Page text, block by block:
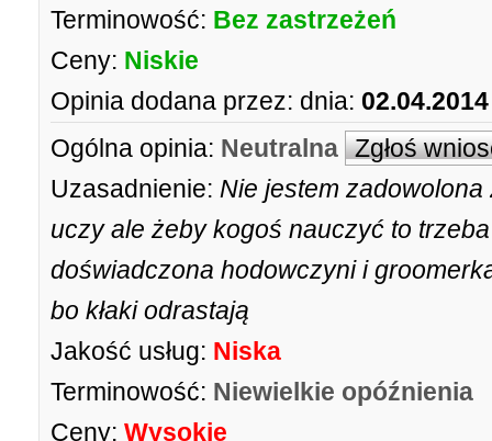
Terminowość: Bez zastrzeżeń
Ceny: Niskie
Opinia dodana przez: dnia:
Ogólna opinia: Neutralna Zgłoś
Uzasadnienie: Nie jestem zadowolona
uczy ale żeby kogoś nauczyć to
doświadczona hodowczyni i
bo kłaki odrastają
Jakość usług: Niska
Terminowość: Niewielkie opóźnienia
Ceny: Wysokie